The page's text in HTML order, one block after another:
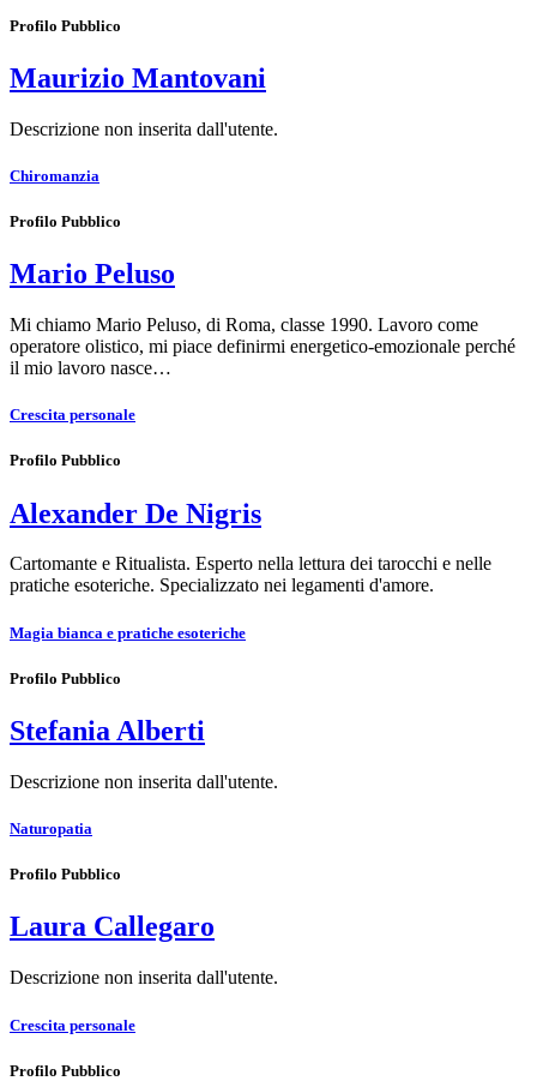
Profilo Pubblico
Maurizio Mantovani
Descrizione non inserita dall'utente.
Chiromanzia
Profilo Pubblico
Mario Peluso
Mi chiamo Mario Peluso, di Roma, classe 1990. Lavoro come
operatore olistico, mi piace definirmi energetico-emozionale perché
il mio lavoro nasce…
Crescita personale
Profilo Pubblico
Alexander De Nigris
Cartomante e Ritualista. Esperto nella lettura dei tarocchi e nelle
pratiche esoteriche. Specializzato nei legamenti d'amore.
Magia bianca e pratiche esoteriche
Profilo Pubblico
Stefania Alberti
Descrizione non inserita dall'utente.
Naturopatia
Profilo Pubblico
Laura Callegaro
Descrizione non inserita dall'utente.
Crescita personale
Profilo Pubblico